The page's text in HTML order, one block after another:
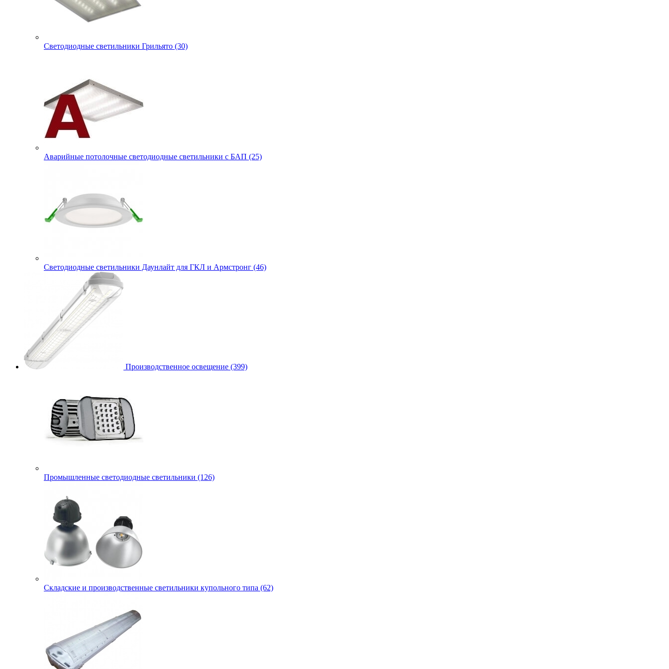
Светодиодные светильники Грильято (30)
Аварийные потолочные светодиодные светильники с БАП (25)
Cветодиодные светильники Даунлайт для ГКЛ и Армстронг (46)
Производственное освещение (399)
Промышленные светодиодные светильники (126)
Складские и производственные светильники купольного типа (62)